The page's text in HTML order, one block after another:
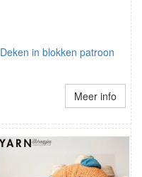
Deken in blokken patroon
Meer info